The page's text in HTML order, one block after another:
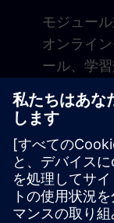
モジュー
オンライ
ール、学
ションの
ます。バ
関連演習
できるス
ジタル学
accessの1
終了後も